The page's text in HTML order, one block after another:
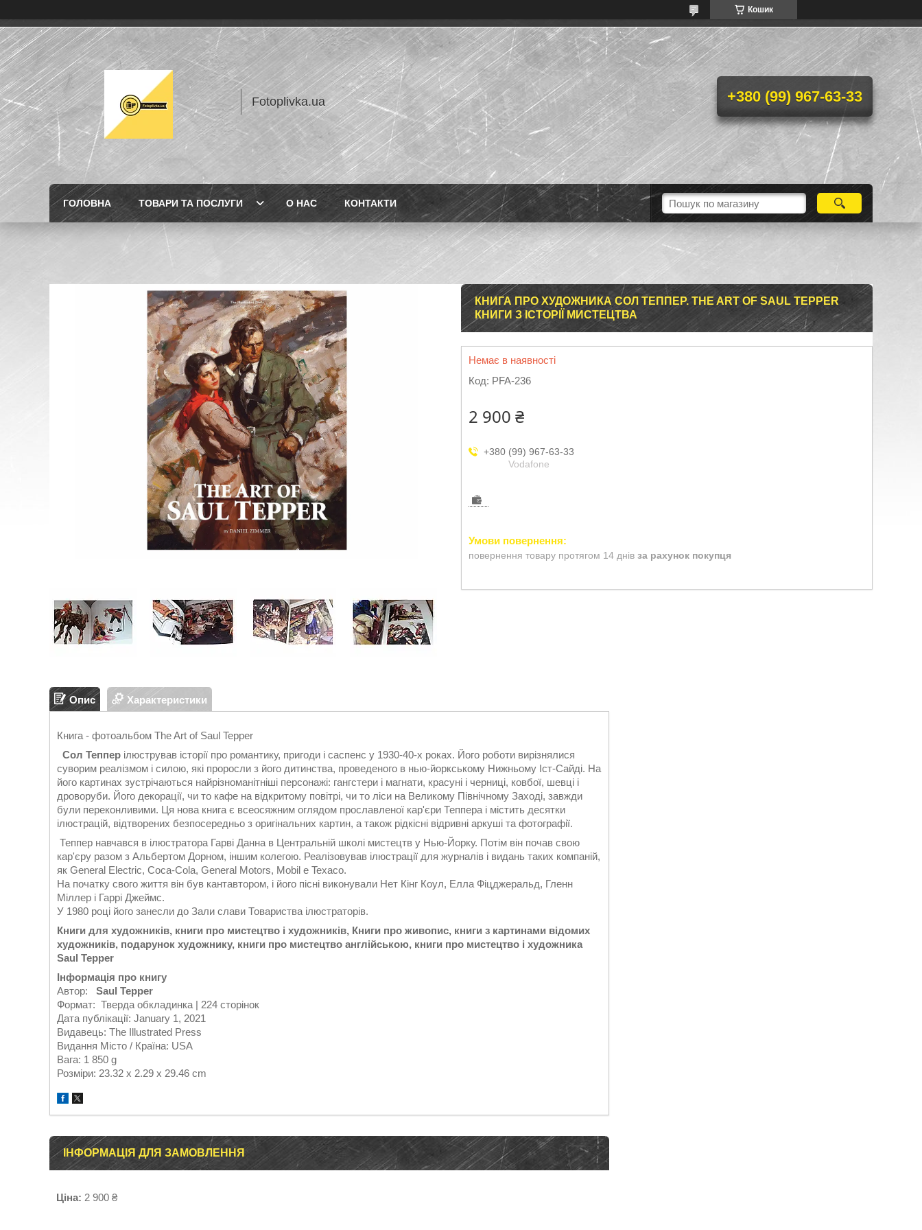
Кошик
Fotoplivka.ua +380 (99) 967-63-33
ГОЛОВНА ТОВАРИ ТА ПОСЛУГИ О НАС КОНТАКТИ
КНИГА ПРО ХУДОЖНИКА СОЛ ТЕППЕР. THE ART OF SAUL TEPPER
КНИГИ З ІСТОРІЇ МИСТЕЦТВА
Немає в наявності
Код: PFA-236
2 900 ₴
+380 (99) 967-63-33
Vodafone
повернення товару протягом 14 днів за рахунок покупця
Опис Характеристики
Книга - фотоальбом The Art of Saul Tepper
Сол Теппер ілюстрував історії про романтику, пригоди і саспенс у 1930-40-х роках. Його роботи вирізнялися
суворим реалізмом і силою, які проросли з його дитинства, проведеного в нью-йоркському Нижньому Іст-Сайді. На
його картинах зустрічаються найрізноманітніші персонажі: гангстери і магнати, красуні і черниці, ковбої, шевці і
дроворуби. Його декорації, чи то кафе на відкритому повітрі, чи то ліси на Великому Північному Заході, завжди
були переконливими. Ця нова книга є всеосяжним оглядом прославленої кар'єри Теппера і містить десятки
ілюстрацій, відтворених безпосередньо з оригінальних картин, а також рідкісні відривні аркуші та фотографії.
Теппер навчався в ілюстратора Гарві Данна в Центральній школі мистецтв у Нью-Йорку. Потім він почав свою
кар'єру разом з Альбертом Дорном, іншим колегою. Реалізовував ілюстрації для журналів і видань таких компаній,
як General Electric, Coca-Cola, General Motors, Mobil e Texaco.
На початку свого життя він був кантавтором, і його пісні виконували Нет Кінг Коул, Елла Фіцджеральд, Гленн
Міллер і Гаррі Джеймс.
У 1980 році його занесли до Зали слави Товариства ілюстраторів.
Книги для художників, книги про мистецтво і художників, Книги про живопис, книги з картинами відомих
художників, подарунок художнику, книги про мистецтво англійською, книги про мистецтво і художника
Saul Tepper
Інформація про книгу
Автор:
Saul Tepper
Формат: Тверда обкладинка | 224 сторінок
Дата публікації: January 1, 2021
Видавець: The Illustrated Press
Видання Місто / Країна: USA
Вага: 1 850 g
Розміри: 23.32 x 2.29 x 29.46 cm
ІНФОРМАЦІЯ ДЛЯ ЗАМОВЛЕННЯ
Ціна: 2 900 ₴